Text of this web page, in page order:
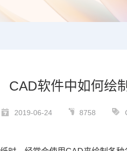
CAD软件中如何绘
2019-06-24 8758